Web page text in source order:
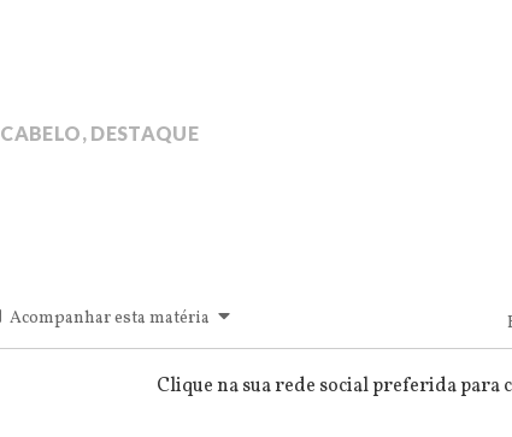
CABELO, DESTAQUE
Acompanhar esta matéria
Clique na sua rede social preferida para